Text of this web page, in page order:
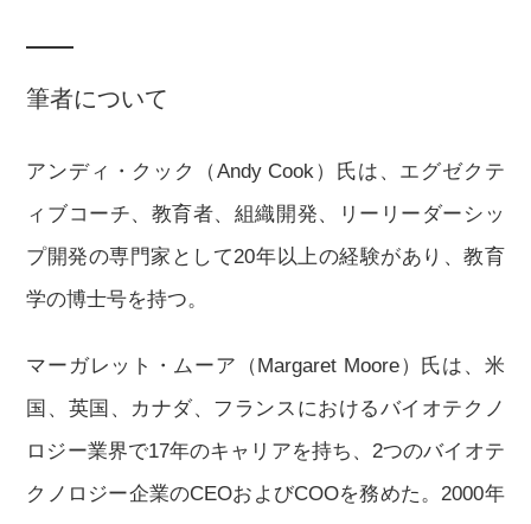
筆者について
アンディ・クック（Andy Cook）氏は、エグゼクテ
ィブコーチ、教育者、組織開発、リーリーダーシッ
プ開発の専門家として20年以上の経験があり、教育
学の博士号を持つ。
マーガレット・ムーア（Margaret Moore）氏は、米
国、英国、カナダ、フランスにおけるバイオテクノ
ロジー業界で17年のキャリアを持ち、2つのバイオテ
クノロジー企業のCEOおよびCOOを務めた。2000年